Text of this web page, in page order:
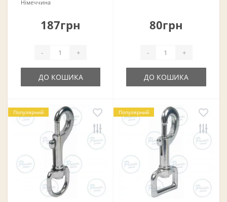
Німеччина
187грн
- +
ДО КОШИКА
80грн
- +
ДО КОШИКА
Популярний Популярний
❄